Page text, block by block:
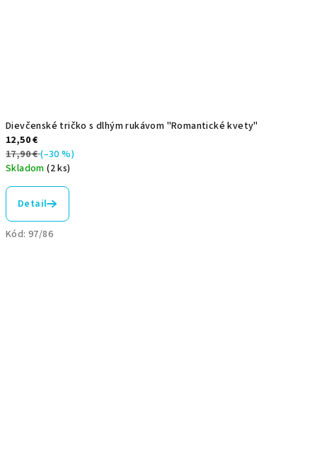
Dievčenské tričko s dlhým rukávom "Romantické kvety"
12,50 €
17,90 €(–30 %)
Skladom(2 ks)
Detail
Kód: 97/86